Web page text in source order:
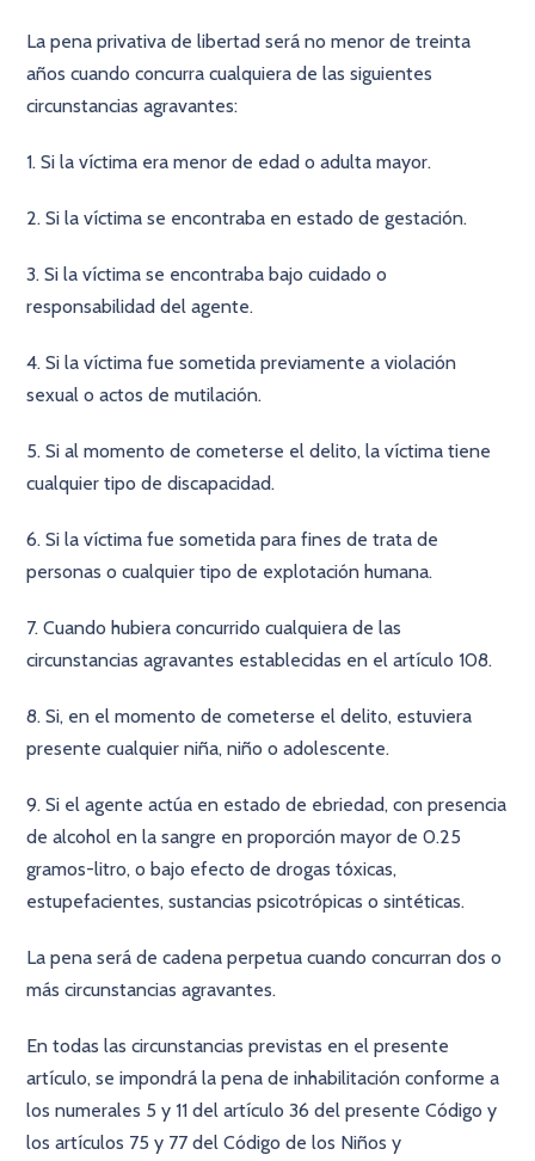
La pena privativa de libertad será no menor de treinta
años cuando concurra cualquiera de las siguientes
circunstancias agravantes:
1. Si la víctima era menor de edad o adulta mayor.
2. Si la víctima se encontraba en estado de gestación.
3. Si la víctima se encontraba bajo cuidado o
responsabilidad del agente.
4. Si la víctima fue sometida previamente a violación
sexual o actos de mutilación.
5. Si al momento de cometerse el delito, la víctima tiene
cualquier tipo de discapacidad.
6. Si la víctima fue sometida para fines de trata de
personas o cualquier tipo de explotación humana.
7. Cuando hubiera concurrido cualquiera de las
circunstancias agravantes establecidas en el artículo 108.
8. Si, en el momento de cometerse el delito, estuviera
presente cualquier niña, niño o adolescente.
9. Si el agente actúa en estado de ebriedad, con presencia
de alcohol en la sangre en proporción mayor de 0.25
gramos-litro, o bajo efecto de drogas tóxicas,
estupefacientes, sustancias psicotrópicas o sintéticas.
La pena será de cadena perpetua cuando concurran dos o
más circunstancias agravantes.
En todas las circunstancias previstas en el presente
artículo, se impondrá la pena de inhabilitación conforme a
los numerales 5 y 11 del artículo 36 del presente Código y
los artículos 75 y 77 del Código de los Niños y